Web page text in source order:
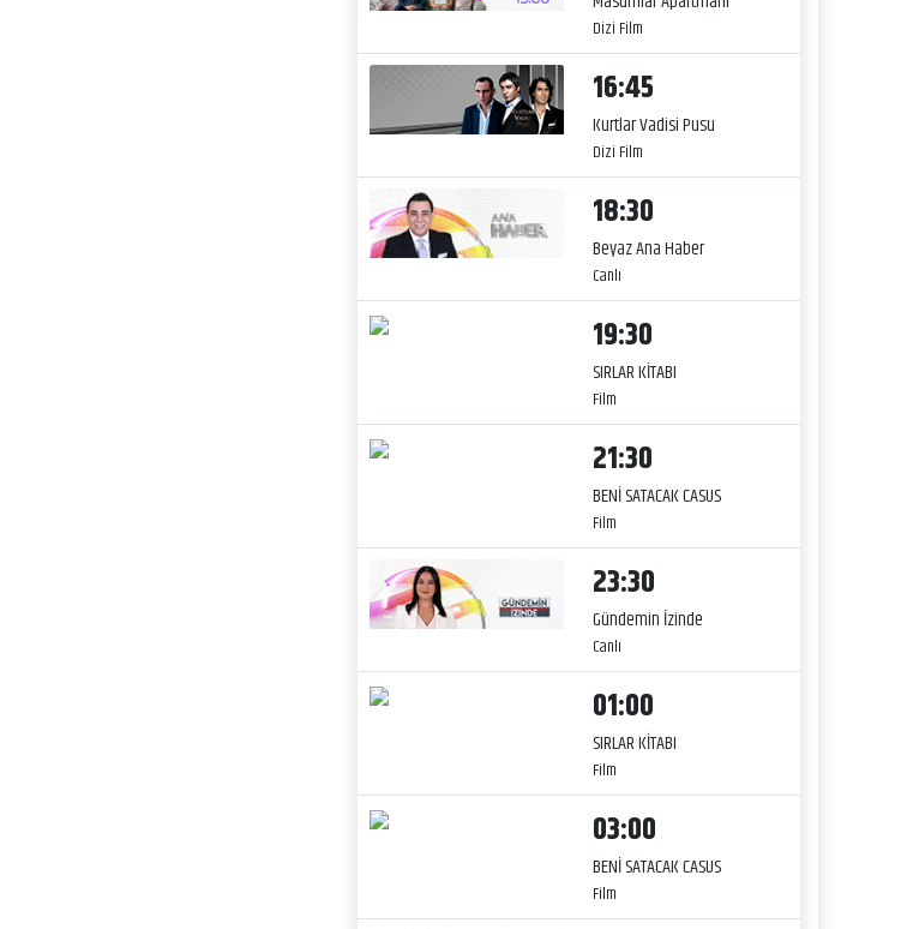
Dizi Film
16:45
Kurtlar Vadisi Pusu
Dizi Film
18:30
Beyaz Ana Haber
Canlı
19:30
SIRLAR KİTABI
Film
21:30
BENİ SATACAK CASUS
Film
23:30
Gündemin İzinde
Canlı
01:00
SIRLAR KİTABI
Film
03:00
BENİ SATACAK CASUS
Film